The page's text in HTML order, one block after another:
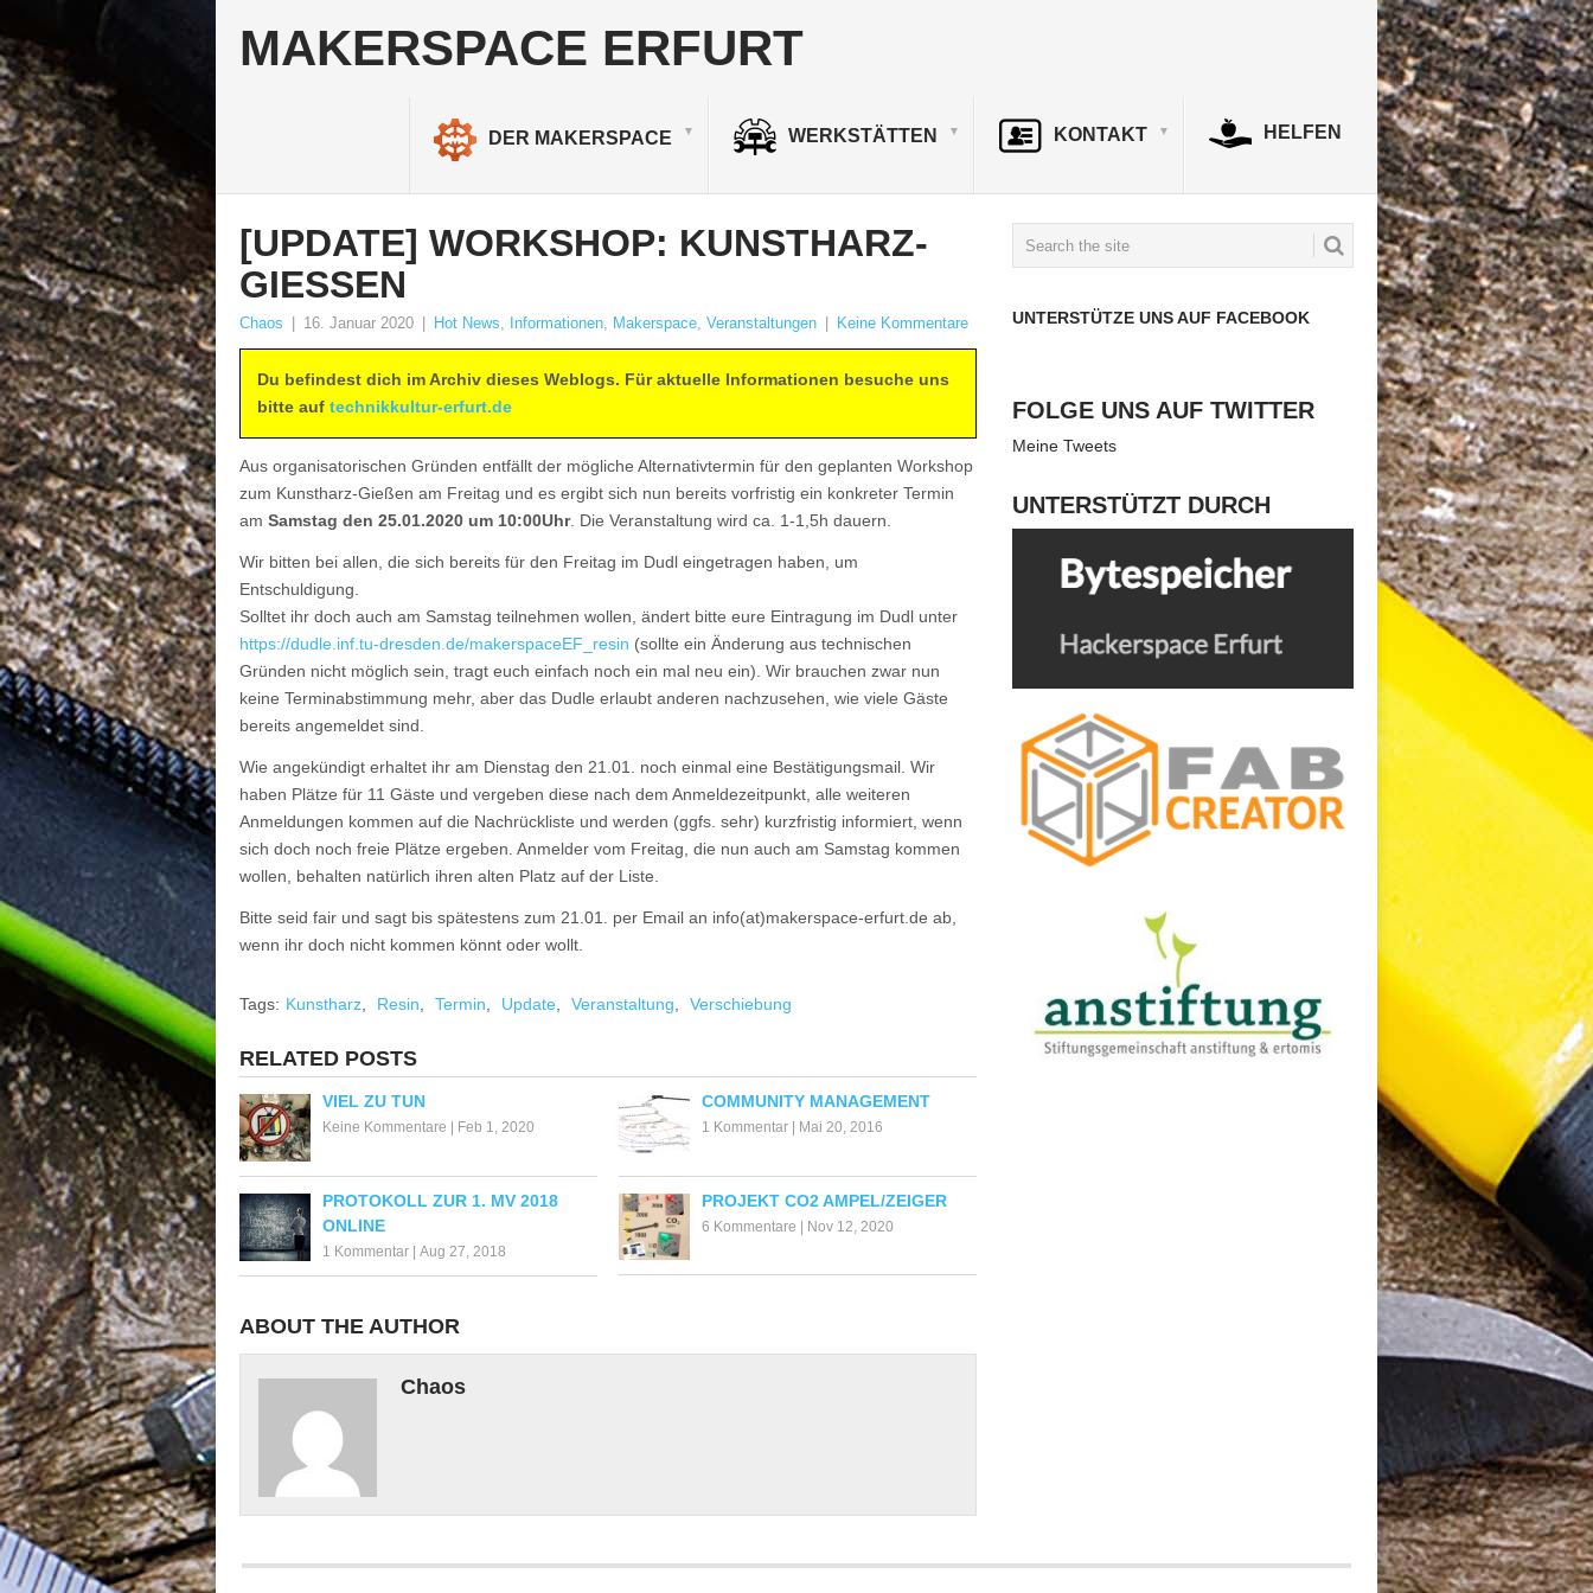
MAKERSPACE ERFURT
DER MAKERSPACE WERKSTÄTTEN KONTAKT HELFEN
[UPDATE] WORKSHOP: KUNSTHARZ-
GIESSEN
Chaos 16. Januar 2020 Hot News, Informationen, Makerspace, Veranstaltungen Keine Kommentare
Du befindest dich im Archiv dieses Weblogs. Für aktuelle Informationen besuche uns
bitte auf technikkultur-erfurt.de
Aus organisatorischen Gründen entfällt der mögliche Alternativtermin für den geplanten Workshop
zum Kunstharz-Gießen am Freitag und es ergibt sich nun bereits vorfristig ein konkreter Termin
am Samstag den 25.01.2020 um 10:00Uhr. Die Veranstaltung wird ca. 1-1,5h dauern.
Wir bitten bei allen, die sich bereits für den Freitag im Dudl eingetragen haben, um
Entschuldigung.
Solltet ihr doch auch am Samstag teilnehmen wollen, ändert bitte eure Eintragung im Dudl unter
https://dudle.inf.tu-dresden.de/makerspaceEF_resin (sollte ein Änderung aus technischen
Gründen nicht möglich sein, tragt euch einfach noch ein mal neu ein). Wir brauchen zwar nun
keine Terminabstimmung mehr, aber das Dudle erlaubt anderen nachzusehen, wie viele Gäste
bereits angemeldet sind.
Wie angekündigt erhaltet ihr am Dienstag den 21.01. noch einmal eine Bestätigungsmail. Wir
haben Plätze für 11 Gäste und vergeben diese nach dem Anmeldezeitpunkt, alle weiteren
Anmeldungen kommen auf die Nachrückliste und werden (ggfs. sehr) kurzfristig informiert, wenn
sich doch noch freie Plätze ergeben. Anmelder vom Freitag, die nun auch am Samstag kommen
wollen, behalten natürlich ihren alten Platz auf der Liste.
Bitte seid fair und sagt bis spätestens zum 21.01. per Email an info(at)makerspace-erfurt.de ab,
wenn ihr doch nicht kommen könnt oder wollt.
Tags: Kunstharz Resin Termin Update Veranstaltung Verschiebung
RELATED POSTS
VIEL ZU TUN
Keine Kommentare Feb 1, 2020
COMMUNITY MANAGEMENT
1 Kommentar Mai 20, 2016
PROTOKOLL ZUR 1. MV 2018
ONLINE
1 Kommentar Aug 27, 2018
PROJEKT CO2 AMPEL/ZEIGER
6 Kommentare Nov 12, 2020
ABOUT THE AUTHOR
Chaos
UNTERSTÜTZE UNS AUF FACEBOOK
FOLGE UNS AUF TWITTER
Meine Tweets
UNTERSTÜTZT DURCH